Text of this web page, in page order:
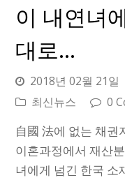
이 내연녀
대로…
2018년 02월 21일
최신뉴스
0
自國 法에 없는 채권
이혼과정에서 재산
녀에게 넘긴 한국 소